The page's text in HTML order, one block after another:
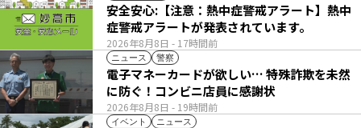
2026年8月8日 - 17時間前
安全安心:【注意：熱中症警戒アラート】熱中
症警戒アラートが発表されています。
ニュース 警察
2026年8月8日 - 19時間前
電子マネーカードが欲しい… 特殊詐欺を未然
に防ぐ！コンビニ店員に感謝状
イベント ニュース